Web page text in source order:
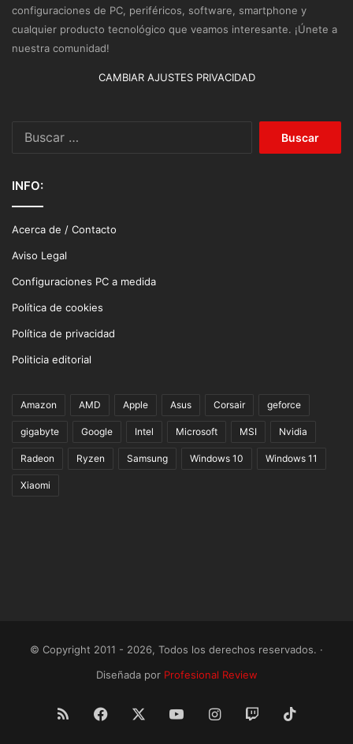
configuraciones de PC, periféricos, software, smartphone y
cualquier producto tecnológico que veamos interesante. ¡Únete a
nuestra comunidad!
CAMBIAR AJUSTES PRIVACIDAD
INFO:
Acerca de / Contacto
Aviso Legal
Configuraciones PC a medida
Política de cookies
Política de privacidad
Politicia editorial
Amazon AMD Apple Asus Corsair geforce
gigabyte Google Intel Microsoft MSI Nvidia
Radeon Ryzen Samsung Windows 10 Windows 11
Xiaomi
© Copyright 2011 - 2026, Todos los derechos reservados. ·
Diseñada por Profesional Review
RSS Facebook YouTubeInstagram
Twitch